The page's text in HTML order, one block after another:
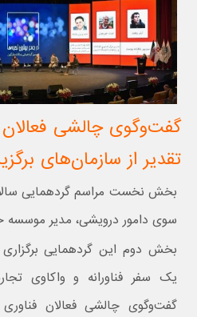
گفت‌وگوی چالشی فعالان
تقدیر از سازمان‌های
بخش نخست مراسم گردهمایی
سوی دامور درویشی، مدیر موسسه
بخش دوم این گردهمایی
یک سفر فناورانه و واکاوی
گفت‌وگوی چالشی فعالان